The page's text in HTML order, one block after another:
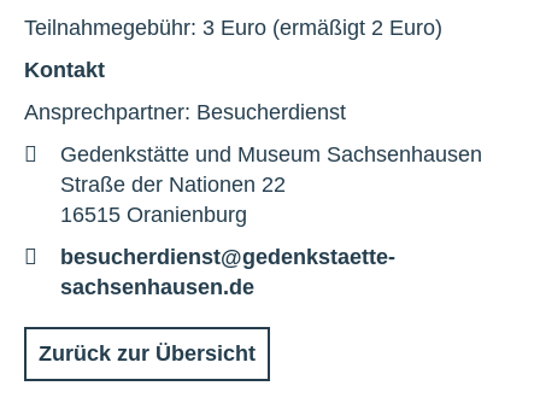
Teilnahmegebühr: 3 Euro (ermäßigt 2 Euro)
Kontakt
Ansprechpartner: Besucherdienst
Adresse
Gedenkstätte und Museum Sachsenhausen
Straße der Nationen 22
16515 Oranienburg
E-
Mail
besucherdienst@gedenkstaette-
sachsenhausen.de
Zurück zur Übersicht